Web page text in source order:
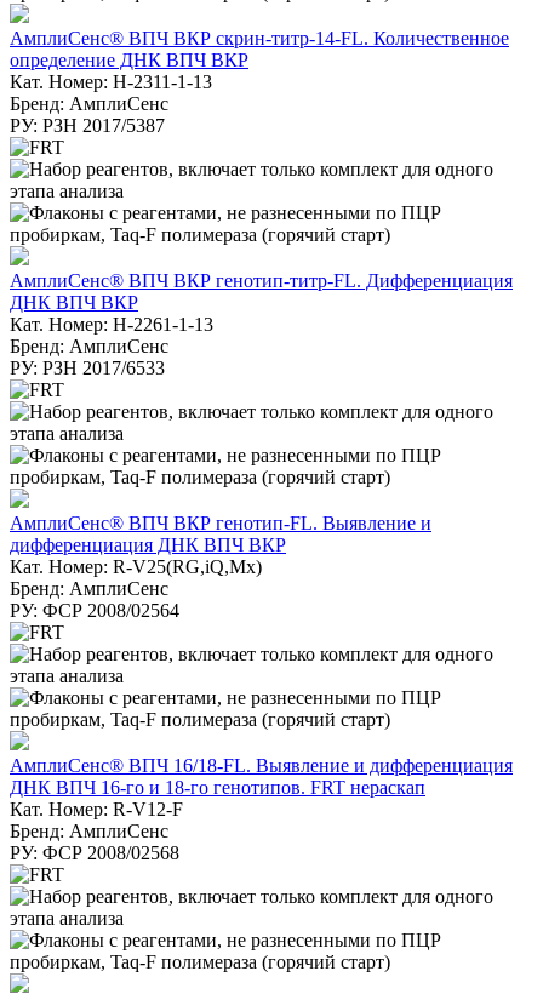
АмплиСенс® ВПЧ ВКР скрин-титр-14-FL. Количественное
определение ДНК ВПЧ ВКР
Кат. Номер: H-2311-1-13
Бренд: АмплиСенс
РУ: РЗН 2017/5387
АмплиСенс® ВПЧ ВКР генотип-титр-FL. Дифференциация
ДНК ВПЧ ВКР
Кат. Номер: H-2261-1-13
Бренд: АмплиСенс
РУ: РЗН 2017/6533
АмплиСенс® ВПЧ ВКР генотип-FL. Выявление и
дифференциация ДНК ВПЧ ВКР
Кат. Номер: R-V25(RG,iQ,Mx)
Бренд: АмплиСенс
РУ: ФСР 2008/02564
АмплиСенс® ВПЧ 16/18-FL. Выявление и дифференциация
ДНК ВПЧ 16-го и 18-го генотипов. FRT нераскап
Кат. Номер: R-V12-F
Бренд: АмплиСенс
РУ: ФСР 2008/02568